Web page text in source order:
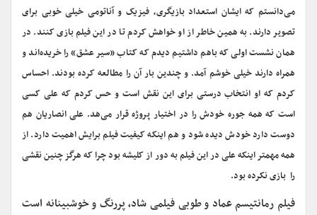
می‌دانستم که ایشان استعداد بازیگری، فیزیک و آناتومی خیلی خوبی برای
تصویر دارند. به همین خاطر از او خواهش کردم تا در این فیلم بازی کنند. در
همان نشست اولی که باهم داشتیم دیدم که کتاب «سیر عشق» را خریده‌اند و
همراه دارند خیلی خوشم آمد. و چندین بار آن را مطالعه کرده بودند. احساس
کردم که او انتخاب درستی برای این نقش است و حس کردم که علی کسی
است که همه جوره خودش را در اختیار پروژه قرار می‌هد. علی انصاریان هم
دوست دارد خودش دیده شود و هم اینکه کیفیت فیلم برایش اهمیت دارد. از
همه مهمتر اینکه علی در این فیلم به دور از کلیشه بود چرا که هرگز چنین نقشی
را بازی نکرده بود.
فیلم رمانتیسم عماد و طوبی فیلمی شاد، پررنگ و خوشبینانه است